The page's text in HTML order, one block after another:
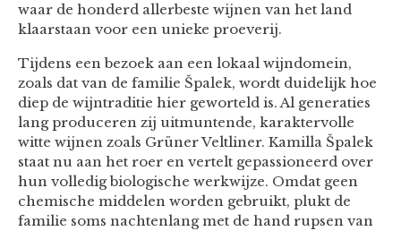
waar de honderd allerbeste wijnen van het land
klaarstaan voor een unieke proeverij.
Tijdens een bezoek aan een lokaal wijndomein,
zoals dat van de familie Špalek, wordt duidelijk hoe
diep de wijntraditie hier geworteld is. Al generaties
lang produceren zij uitmuntende, karaktervolle
witte wijnen zoals Grüner Veltliner. Kamilla Špalek
staat nu aan het roer en vertelt gepassioneerd over
hun volledig biologische werkwijze. Omdat geen
chemische middelen worden gebruikt, plukt de
familie soms nachtenlang met de hand rupsen van